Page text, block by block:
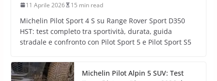
11 Aprile 2026 15 min read
Michelin Pilot Sport 4 S su Range Rover Sport D350
HST: test completo tra sportività, durata, guida
stradale e confronto con Pilot Sport 5 e Pilot Sport S5
Michelin Pilot Alpin 5 SUV: Test